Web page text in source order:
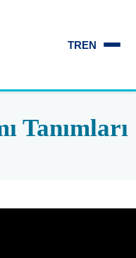
TREN
Tanımları